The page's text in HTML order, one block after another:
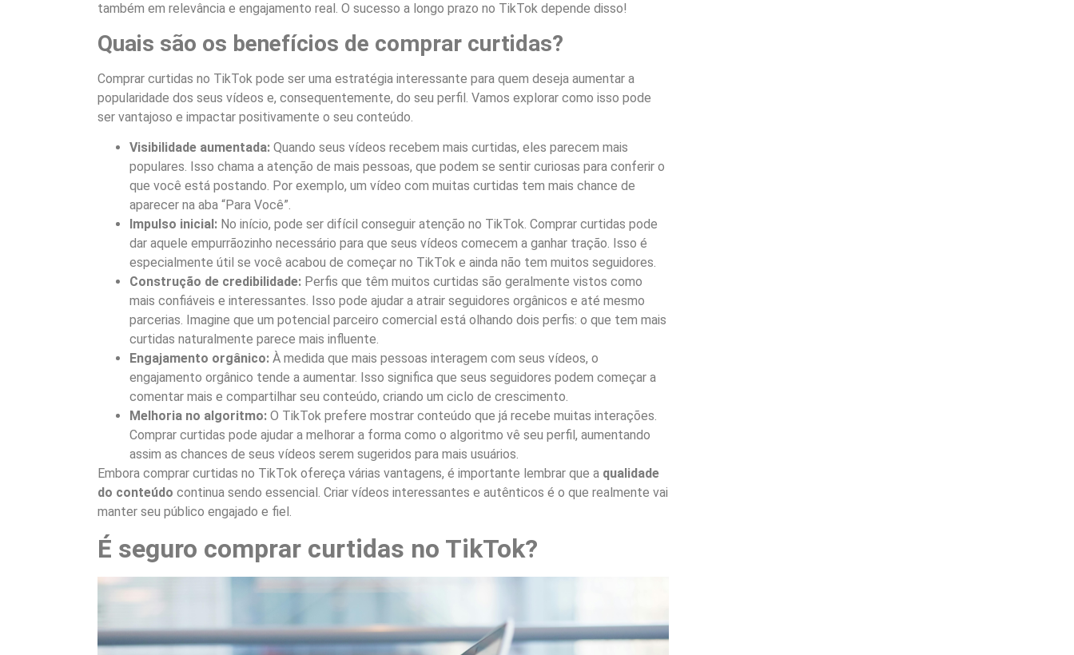
também em relevância e engajamento real. O sucesso a longo prazo no TikTok depende disso!
Quais são os benefícios de comprar curtidas?
Comprar curtidas no TikTok pode ser uma estratégia interessante para quem deseja aumentar a
popularidade dos seus vídeos e, consequentemente, do seu perfil. Vamos explorar como isso pode
ser vantajoso e impactar positivamente o seu conteúdo.
Visibilidade aumentada: Quando seus vídeos recebem mais curtidas, eles parecem mais
populares. Isso chama a atenção de mais pessoas, que podem se sentir curiosas para conferir o
que você está postando. Por exemplo, um vídeo com muitas curtidas tem mais chance de
aparecer na aba “Para Você”.
Impulso inicial: No início, pode ser difícil conseguir atenção no TikTok. Comprar curtidas pode
dar aquele empurrãozinho necessário para que seus vídeos comecem a ganhar tração. Isso é
especialmente útil se você acabou de começar no TikTok e ainda não tem muitos seguidores.
Construção de credibilidade: Perfis que têm muitos curtidas são geralmente vistos como
mais confiáveis e interessantes. Isso pode ajudar a atrair seguidores orgânicos e até mesmo
parcerias. Imagine que um potencial parceiro comercial está olhando dois perfis: o que tem mais
curtidas naturalmente parece mais influente.
Engajamento orgânico: À medida que mais pessoas interagem com seus vídeos, o
engajamento orgânico tende a aumentar. Isso significa que seus seguidores podem começar a
comentar mais e compartilhar seu conteúdo, criando um ciclo de crescimento.
Melhoria no algoritmo: O TikTok prefere mostrar conteúdo que já recebe muitas interações.
Comprar curtidas pode ajudar a melhorar a forma como o algoritmo vê seu perfil, aumentando
assim as chances de seus vídeos serem sugeridos para mais usuários.
Embora comprar curtidas no TikTok ofereça várias vantagens, é importante lembrar que a qualidade
do conteúdo continua sendo essencial. Criar vídeos interessantes e autênticos é o que realmente vai
manter seu público engajado e fiel.
É seguro comprar curtidas no TikTok?